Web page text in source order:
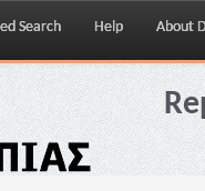
Search Help About